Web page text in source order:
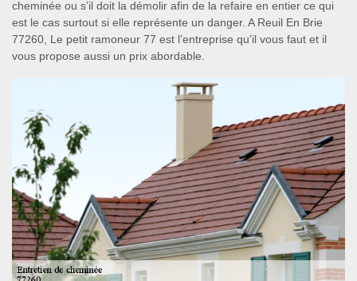
cheminée ou s’il doit la démolir afin de la refaire en entier ce qui
est le cas surtout si elle représente un danger. A Reuil En Brie
77260, Le petit ramoneur 77 est l’entreprise qu’il vous faut et il
vous propose aussi un prix abordable.